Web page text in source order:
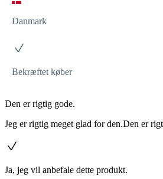
Danmark
Bekræftet køber
Den er rigtig gode.
Jeg er rigtig meget glad for den.Den er
Ja, jeg vil anbefale dette produkt.